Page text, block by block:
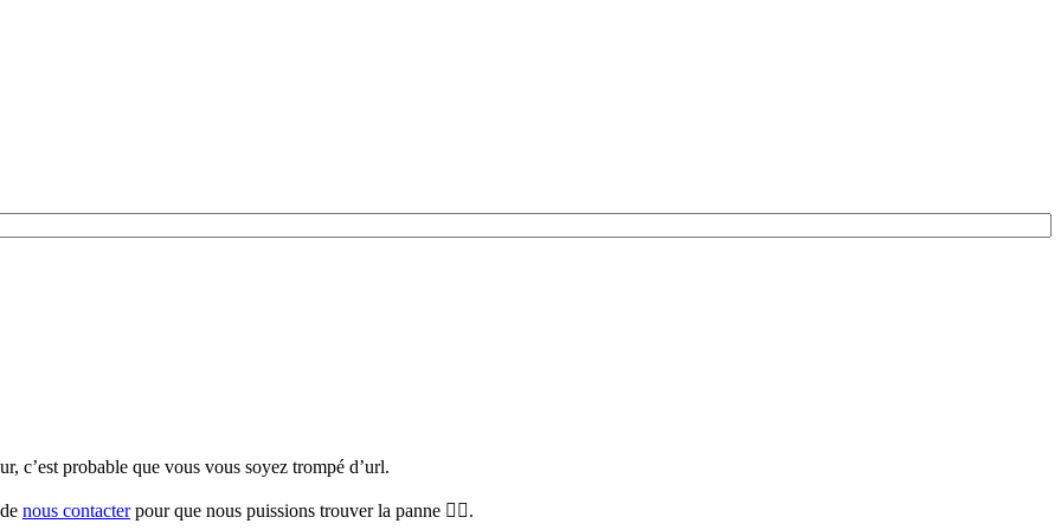
c’est probable que vous vous soyez trompé d’url.
nous contacterpour que nous puissions trouver la panne 🕵️‍♀️.